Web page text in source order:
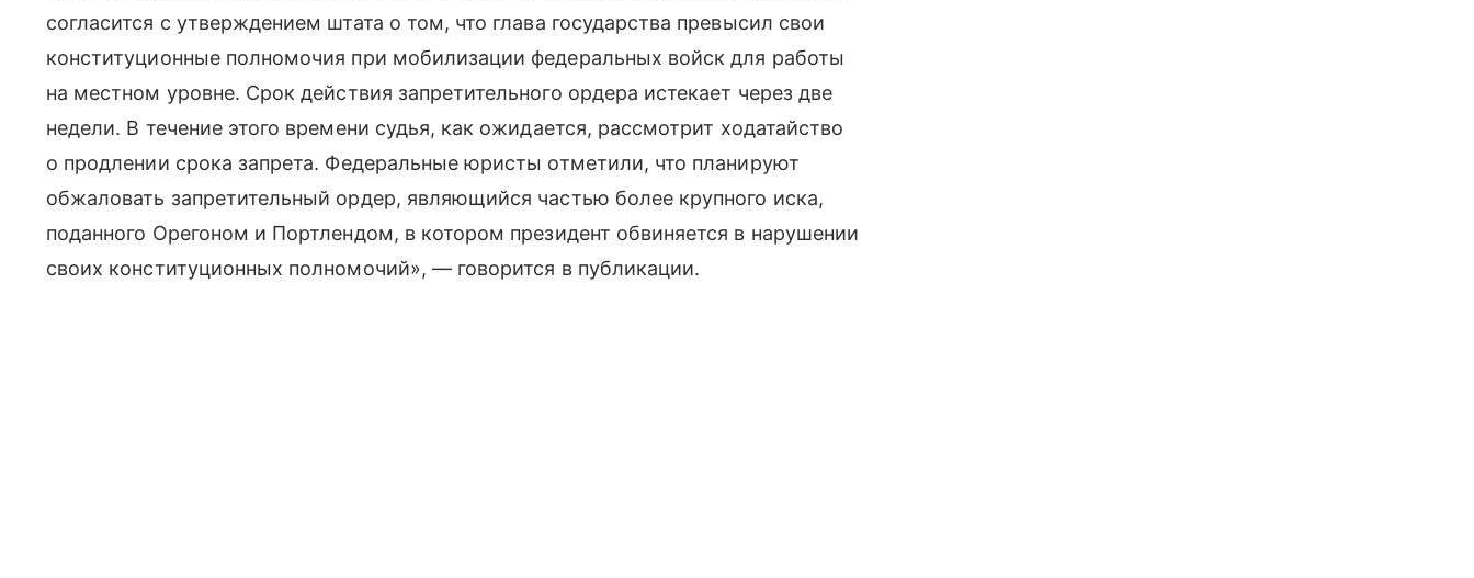
согласится с утверждением штата о том, что глава государства превысил свои
конституционные полномочия при мобилизации федеральных войск для работы
на местном уровне. Срок действия запретительного ордера истекает через две
недели. В течение этого времени судья, как ожидается, рассмотрит ходатайство
о продлении срока запрета. Федеральные юристы отметили, что планируют
обжаловать запретительный ордер, являющийся частью более крупного иска,
поданного Орегоном и Портлендом, в котором президент обвиняется в нарушении
своих конституционных полномочий», — говорится в публикации.